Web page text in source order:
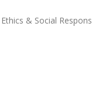
& Social